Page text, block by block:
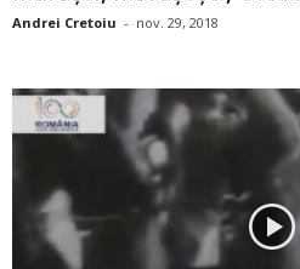
Andrei Cretoiu - nov. 29, 2018